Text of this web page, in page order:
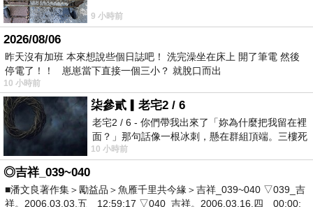
9 小時前
2026/08/06
昨天沒有加班 本來想說些個日誌吧！ 洗完澡坐在床上 開了筆電 然後
停電了！！ 崽崽當下直接一個三小？ 就脫口而出
10 小時前
柒參貳▎老宅2 / 6
老宅2 / 6 - 你們帶我出來了「妳為什麼把我留在裡
面？」那句話像一根冰刺，懸在群組頂端。三樓死
死盯著照片裡的人。那個人確實站在
10 小時前
◎吉祥_039~040
■潘文良著作集＞勵益品＞魚雁千里共今緣＞吉祥_039~040 ▽039_吉
祥。2006.03.03.五 12:59:17 ▽040_吉祥。2006.03.16.四 00:00: